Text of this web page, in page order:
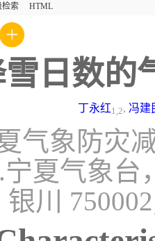
检索 HTML
日数的
丁永红1,2, 冯建
气象防灾
宁夏气象
银川